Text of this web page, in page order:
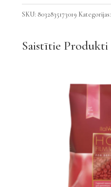
Rožu
100g
SKU: 8032835173019 Kategorijas:
Saistītie Produkti